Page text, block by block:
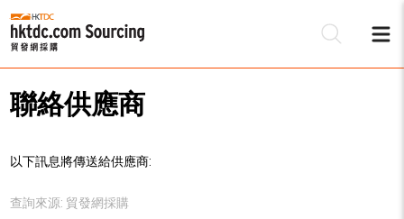
聯絡供應商
以下訊息將傳送給供應商:
查詢來源: 貿發網採購